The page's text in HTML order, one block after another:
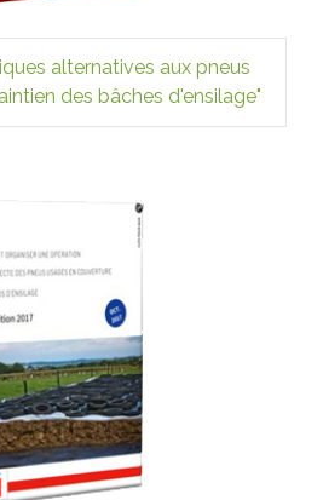
alternatives aux pneus
des bâches d'ensilage"